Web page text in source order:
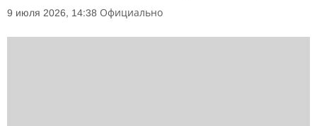
9 июля 2026, 14:38 Официально